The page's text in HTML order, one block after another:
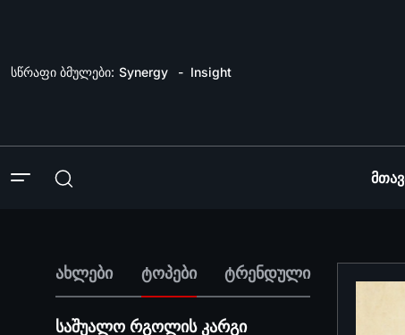
სწრაფი ბმულები: Synergy Insight
ახლები ტოპები ტრენდული
საშუალო რგოლის კარგი